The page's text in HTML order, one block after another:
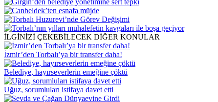
İLGİNİZİ ÇEKEBİLECEK DİĞER KONULAR
İzmir’den Torbalı’ya bir transfer daha!
Belediye, hayırseverlerin emeğine çöktü
Uğuz, sorumluları istifaya davet etti